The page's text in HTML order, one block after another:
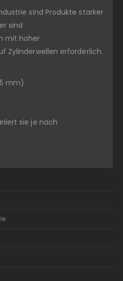
sind Produkte starker
sind
mit hoher
Zylinderwellen erforderlich.
mm)
sie je nach